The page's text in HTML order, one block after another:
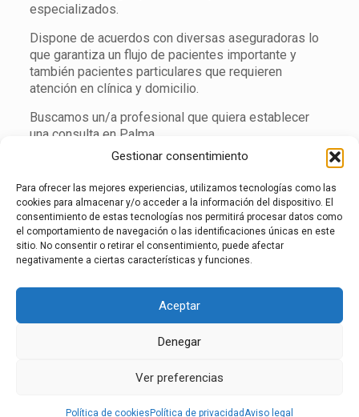
Gestionar consentimiento
Para ofrecer las mejores experiencias, utilizamos tecnologías como las
cookies para almacenar y/o acceder a la información del dispositivo. El
consentimiento de estas tecnologías nos permitirá procesar datos como
el comportamiento de navegación o las identificaciones únicas en este
sitio. No consentir o retirar el consentimiento, puede afectar
negativamente a ciertas características y funciones.
Aceptar
Denegar
Ver preferencias
Política de cookies Política de privacidadAviso legal
especializados.
Dispone de acuerdos con diversas aseguradoras lo
que garantiza un flujo de pacientes importante y
también pacientes particulares que requieren
atención en clínica y domicilio.
Buscamos un/a profesional que quiera establecer
una consulta en Palma.
Nombre de la empresa:Clínica Humana
Razón social:Clínica Humana S.L.
Dirección:C/ Anselm Turmeda 8, 07010 PalmaVer en
Google Maps
Persona de contacto:María José Tomás
Teléfono:971 217 179
Canal de denuncias